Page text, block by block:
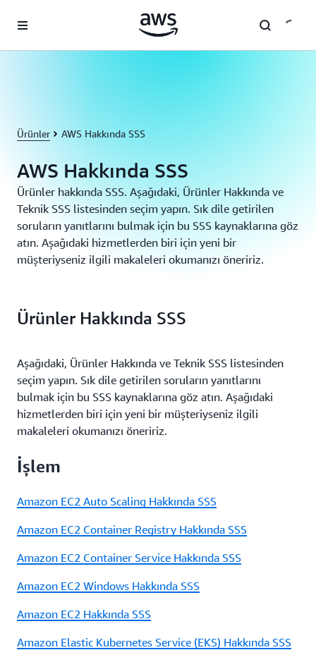
Ürünler AWS Hakkında SSS
AWS Hakkında SSS
Ürünler hakkında SSS. Aşağıdaki, Ürünler Hakkında ve
Teknik SSS listesinden seçim yapın. Sık dile getirilen
soruların yanıtlarını bulmak için bu SSS kaynaklarına göz
atın. Aşağıdaki hizmetlerden biri için yeni bir
müşteriyseniz ilgili makaleleri okumanızı öneririz.
Ürünler Hakkında SSS
Aşağıdaki, Ürünler Hakkında ve Teknik SSS listesinden
seçim yapın. Sık dile getirilen soruların yanıtlarını
bulmak için bu SSS kaynaklarına göz atın. Aşağıdaki
hizmetlerden biri için yeni bir müşteriyseniz ilgili
makaleleri okumanızı öneririz.
İşlem
Amazon EC2 Auto Scaling Hakkında SSS
Amazon EC2 Container Registry Hakkında SSS
Amazon EC2 Container Service Hakkında SSS
Amazon EC2 Windows Hakkında SSS
Amazon EC2 Hakkında SSS
Amazon Elastic Kubernetes Service (EKS) Hakkında SSS